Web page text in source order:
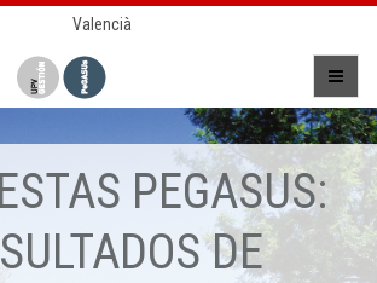
Valencià
PEGASUS:
DE